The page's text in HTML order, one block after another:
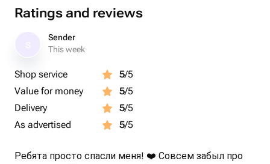
Ratings and reviews
Sender
This week
Shop service 5/5
Value for money
5/5
Delivery
5/5
As advertised
5/5
Ребята просто спасли меня! ❤️ Совсем забыл про